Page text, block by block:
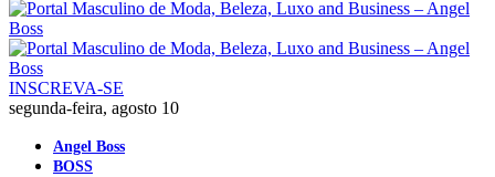
INSCREVA-SE
segunda-feira, agosto 10
Angel Boss
BOSS